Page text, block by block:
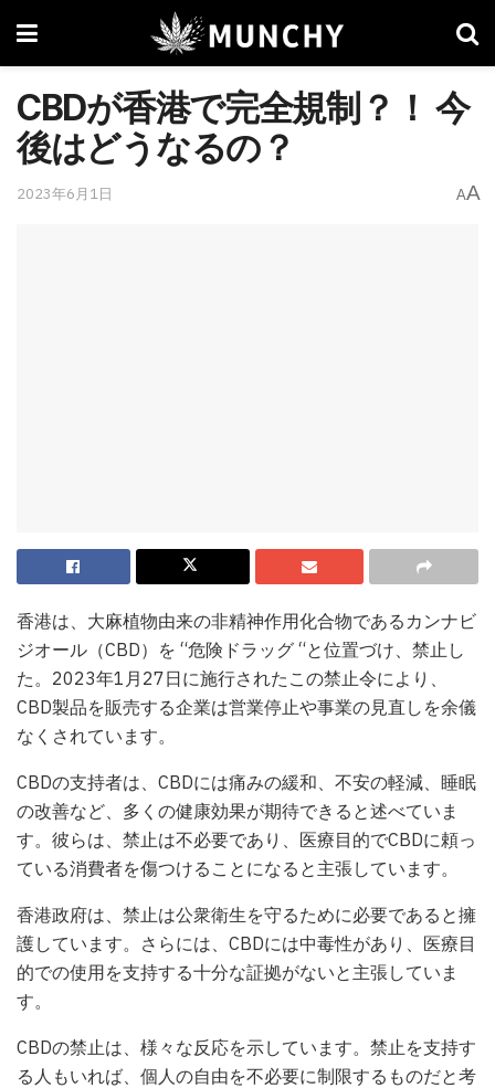
CBDが香港で完全規制？！ 今
後はどうなるの？
2023年6月1日 AA
香港は、大麻植物由来の非精神作用化合物であるカンナビ
ジオール（CBD）を “危険ドラッグ “と位置づけ、禁止し
た。2023年1月27日に施行されたこの禁止令により、
CBD製品を販売する企業は営業停止や事業の見直しを余儀
なくされています。
CBDの支持者は、CBDには痛みの緩和、不安の軽減、睡眠
の改善など、多くの健康効果が期待できると述べていま
す。彼らは、禁止は不必要であり、医療目的でCBDに頼っ
ている消費者を傷つけることになると主張しています。
香港政府は、禁止は公衆衛生を守るために必要であると擁
護しています。さらには、CBDには中毒性があり、医療目
的での使用を支持する十分な証拠がないと主張していま
す。
CBDの禁止は、様々な反応を示しています。禁止を支持す
る人もいれば、個人の自由を不必要に制限するものだと考